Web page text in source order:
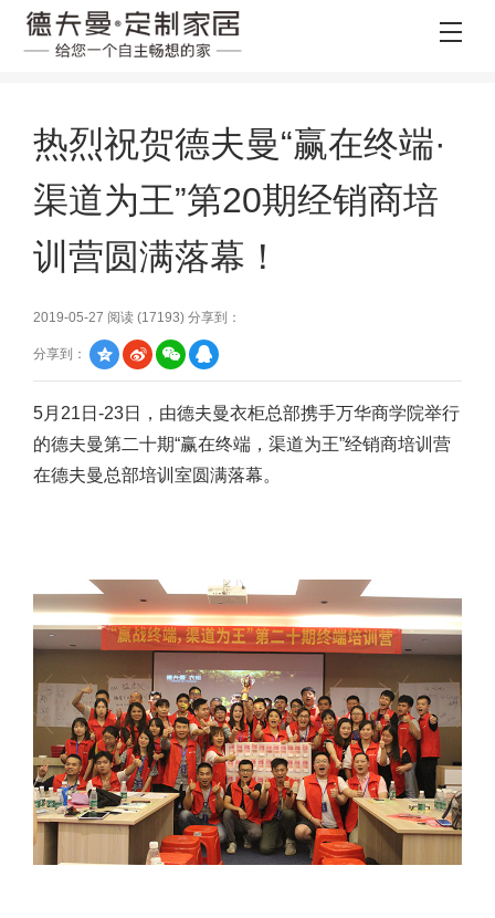
热烈祝贺德夫曼“赢在终端·
渠道为王”第20期经销商培
训营圆满落幕！
2019-05-27 阅读 (17193) 分享到：
分享到：
5月21日-23日，由德夫曼衣柜总部携手万华商学院举行
的德夫曼第二十期“赢在终端，渠道为王”经销商培训营
在德夫曼总部培训室圆满落幕。